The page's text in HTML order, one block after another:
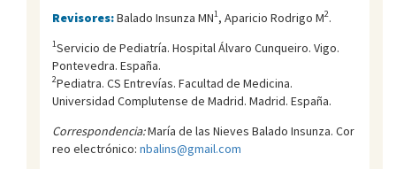
Revisores:Balado Insunza MN1, Aparicio Rodrigo M2.
1Servicio de Pediatría. Hospital Álvaro Cunqueiro. Vigo.
Pontevedra. España.
2Pediatra. CS Entrevías. Facultad de Medicina.
Universidad Complutense de Madrid. Madrid. España.
Correspondencia:María de las Nieves Balado Insunza. Cor
reo electrónico: nbalins@gmail.com